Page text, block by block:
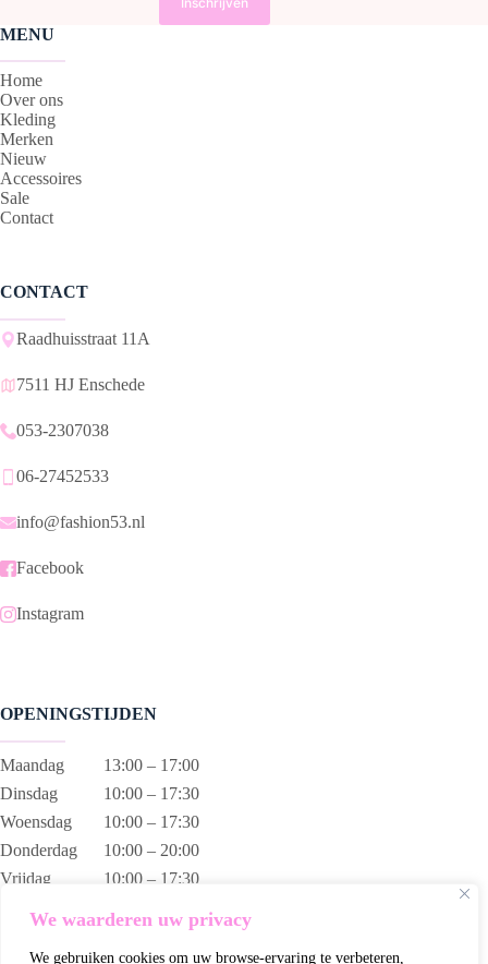
We waarderen uw privacy
We gebruiken cookies om uw browse-ervaring te verbeteren,
MENU
Home
Over ons
Kleding
Merken
Nieuw
Accessoires
Sale
Contact
CONTACT
Raadhuisstraat 11A
7511 HJ Enschede
053-2307038
06-27452533
info@fashion53.nl
Facebook
Instagram
OPENINGSTIJDEN
Maandag
13:00 – 17:00
Dinsdag
10:00 – 17:30
Woensdag
10:00 – 17:30
Donderdag
10:00 – 20:00
Vrijdag
10:00 – 17:30
13:00 – 17:00